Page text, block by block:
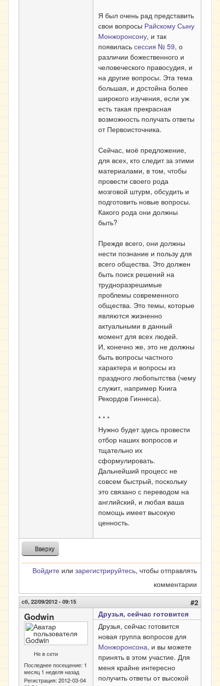
Я был очень рад представить
свои вопросы Райскому Сыну
Монжоронсону, и так
появилась сессия № 59, о
различии божественного и
человеческого правосудия, и
на другие вопросы. Эта тема
большая, и достойна более
широкого изучения, если уж
есть такая прекрасная
возможность получать ответы
от Первоисточника.
Сейчас, моё предложение,
для всех, кто следит за этими
материалами, в том, чтобы
провести своего рода
мозговой штурм, обсудить и
подготовить новые вопросы.
Какого рода они должны
быть?
Прежде всего, они должны
нести познание и пользу для
всего общества. Это должен
быть поиск решений на
трудноразрешимые
проблемы современного
общества. Это темы, которые
являются жизненно
актуальными в данный
момент для всех людей.
И, конечно же, это не должны
быть вопросы частного
характера и вопросы из
праздного любопытства (чему
служит, например Книга
Рекордов Гиннеса).
* * *
Нужно будет здесь провести
отбор наших вопросов и
тщательно их
сформулировать.
Дальнейший процесс не
совсем быстрый, поскольку
это связано с переводом на
английский, и любая ваша
помощь имеет высокую
ценность.
Вверху
Войдите или зарегистрируйтесь, чтобы отправлять
комментарии
сб, 22/09/2012 - 09:15 #2
Godwin
Не в сети
Последнее посещение: 1
месяц 1 неделя назад
Регистрация:2012-03-04
Друзья, сейчас готовится
Друзья, сейчас готовится
новая группа вопросов для
Монжоронсона, и вы можете
принять в этом участие. Для
меня крайне интересно
получить ответы от высокой